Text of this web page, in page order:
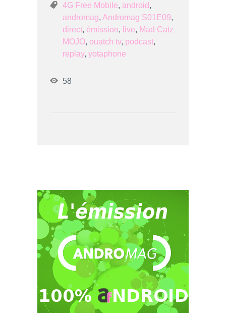
4G Free Mobile, android,
andromag, Andromag S01E09,
direct, émission, live, Mad Catz
MOJO, ouatch tv, podcast,
replay, yotaphone
58